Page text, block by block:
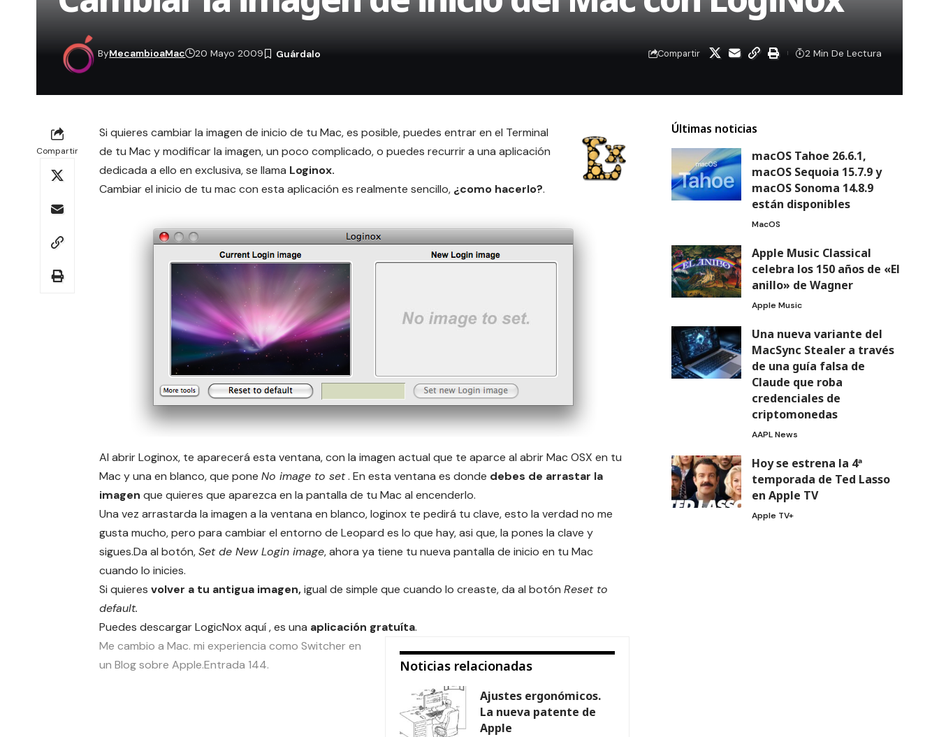
ByMecambioaMac 20 Mayo 2009 Compartir 2 Min De Lectura
Compartir
Si quieres cambiar la imagen de inicio de tu Mac, es posible, puedes entraren el Terminal
de tu Mac y modificar la imagen, un poco complicado, o puedes recurrir a una aplicación
dedicada a ello en exclusiva, se llama Loginox.
Cambiar el inicio de tu mac con esta aplicación es realmente sencillo, ¿como hacerlo?.
Al abrir Loginox, te aparecerá esta ventana, con la imagen actual que te aparce al abrir Mac OSX en tu
Mac y una en blanco, que pone No image to set. En esta ventana es donde debes de arrastar la
imagen que quieres que aparezca en la pantalla de tu Mac al encenderlo.
Una vez arrastarda la imagen a la ventana en blanco, loginox te pedirá tu clave, esto la verdad no me
gusta mucho, pero para cambiar el entorno de Leopard es lo que hay, asi que, la pones la clave y
sigues.Da al botón,Set de New Login image, ahora ya tiene tu nueva pantalla de inicio en tu Mac
cuando lo inicies.
Si quieres volver a tu antigua imagen,igual de simple que cuando lo creaste, da al botón Reset to
default.
Puedes descargarLogicNox aquí, es una aplicación gratuíta.
Noticias relacionadas
Ajustes ergonómicos.
La nueva patente de
Apple
Me cambio a Mac. mi experiencia como Switcher en
un Blog sobre Apple.Entrada 144.
Últimas noticias
macOS Tahoe 26.6.1,
macOS Sequoia 15.7.9 y
macOS Sonoma 14.8.9
están disponibles
MacOS
Apple Music Classical
celebra los 150 años de «El
anillo» de Wagner
Apple Music
Una nueva variante del
MacSync Stealer a través
de una guía falsa de
Claude que roba
credenciales de
criptomonedas
AAPL News
Hoy se estrena la 4ª
temporada de Ted Lasso
en Apple TV
Apple TV+